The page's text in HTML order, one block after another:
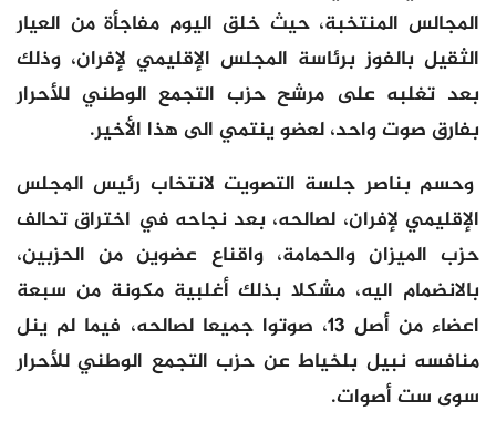
المجالس المنتخبة، حيث خلق اليوم مفاجأة من العيار
الثقيل بالفوز برئاسة المجلس الإقليمي لإفران، وذلك
بعد تغلبه على مرشح حزب التجمع الوطني للأحرار
بفارق صوت واحد، لعضو ينتمي الى هذا الأخير.
وحسم بناصر جلسة التصويت لانتخاب رئيس المجلس
الإقليمي لإفران، لصالحه، بعد نجاحه في اختراق تحالف
حزب الميزان والحمامة، واقناع عضوين من الحزبين،
بالانضمام اليه، مشكلا بذلك أغلبية مكونة من سبعة
اعضاء من أصل 13، صوتوا جميعا لصالحه، فيما لم ينل
منافسه نبيل بلخياط عن حزب التجمع الوطني للأحرار
سوى ست أصوات.